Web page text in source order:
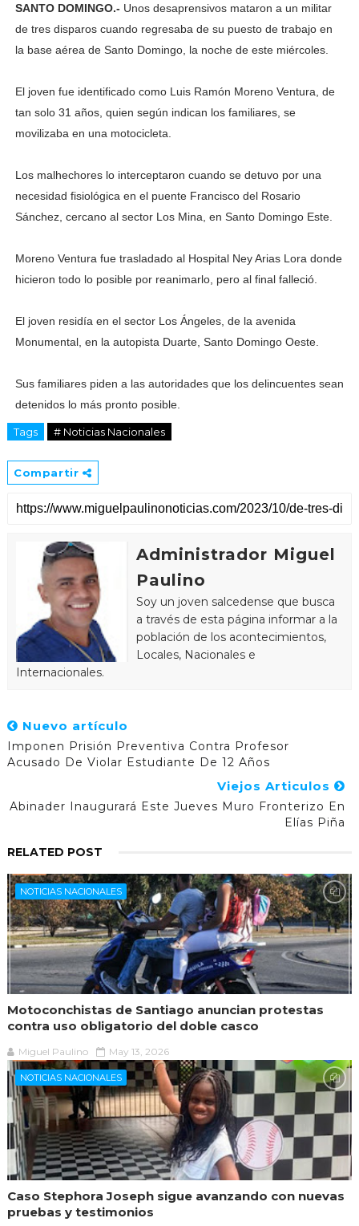
SANTO DOMINGO.- Unos desaprensivos mataron a un militar
de tres disparos cuando regresaba de su puesto de trabajo en
la base aérea de Santo Domingo, la noche de este miércoles.
El joven fue identificado como Luis Ramón Moreno Ventura, de
tan solo 31 años, quien según indican los familiares, se
movilizaba en una motocicleta.
Los malhechores lo interceptaron cuando se detuvo por una
necesidad fisiológica en el puente Francisco del Rosario
Sánchez, cercano al sector Los Mina, en Santo Domingo Este.
Moreno Ventura fue trasladado al Hospital Ney Arias Lora donde
hicieron todo lo posible por reanimarlo, pero al final falleció.
El joven residía en el sector Los Ángeles, de la avenida
Monumental, en la autopista Duarte, Santo Domingo Oeste.
Sus familiares piden a las autoridades que los delincuentes sean
detenidos lo más pronto posible.
Tags # Noticias Nacionales
Compartir
Administrador Miguel
Paulino
Soy un joven salcedense que busca
a través de esta página informar a la
población de los acontecimientos,
Locales, Nacionales e
Internacionales.
Nuevo artículo
Imponen Prisión Preventiva Contra Profesor
Acusado De Violar Estudiante De 12 Años
Viejos Articulos
Abinader Inaugurará Este Jueves Muro Fronterizo En
Elías Piña
RELATED POST
NOTICIAS NACIONALES
Motoconchistas de Santiago anuncian protestas
contra uso obligatorio del doble casco
Miguel Paulino May 13, 2026
NOTICIAS NACIONALES
Caso Stephora Joseph sigue avanzando con nuevas
pruebas y testimonios